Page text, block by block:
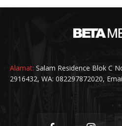
Alamat: Salam Residence Blok C
2916432, WA: 082297872020,